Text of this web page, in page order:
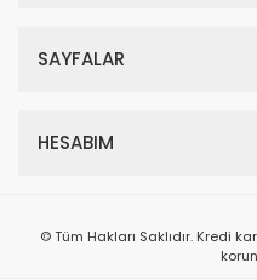
SAYFALAR
HESABIM
© Tüm Hakları Saklıdır. Kredi